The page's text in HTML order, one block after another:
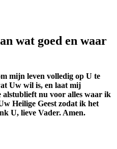
wat goed en waar
mijn leven volledig op U te
Uw wil is, en laat mij
alstublieft nu voor alles waar ik
Heilige Geest zodat ik het
U, lieve Vader. Amen.